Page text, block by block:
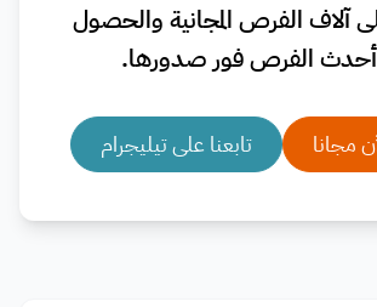
آلاف الفرص المجانية والحصول
الفرص فور صدورها.
مجانا تابعنا على تيليجرام